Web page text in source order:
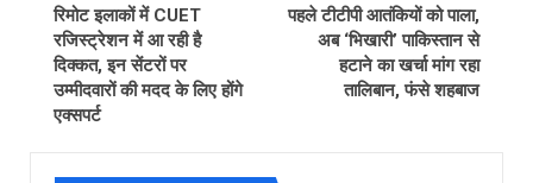
रिमोट इलाकों में CUET
रजिस्ट्रेशन में आ रही है
दिक्कत, इन सेंटरों पर
उम्मीदवारों की मदद के लिए होंगे
एक्सपर्ट
पहले टीटीपी आतंकियों को पाला,
अब ‘भ‍िखारी’ पाकिस्‍तान से
हटाने का खर्चा मांग रहा
तालिबान, फंसे शहबाज